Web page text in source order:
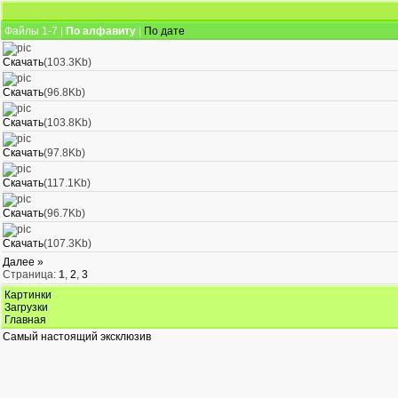
Файлы 1-7 |
По алфавиту По дате
Скачать(103.3Kb)
Скачать(96.8Kb)
Скачать(103.8Kb)
Скачать(97.8Kb)
Скачать(117.1Kb)
Скачать(96.7Kb)
Скачать(107.3Kb)
Далее »
Страница: 1, 2, 3
Картинки
Загрузки
Главная
Самый настоящий эксклюзив